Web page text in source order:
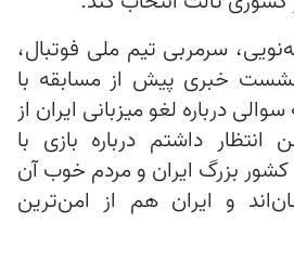
سرمربی تیم ملی فوتبال،
خبری پیش از مسابقه با
درباره لغو میزبانی ایران از
داشتم درباره بازی با
بزرگ ایران و مردم خوب آن
و ایران هم از امن‌ترین